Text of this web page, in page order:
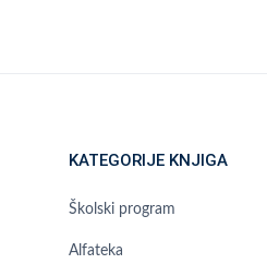
KATEGORIJE KNJIGA
Školski program
Alfateka